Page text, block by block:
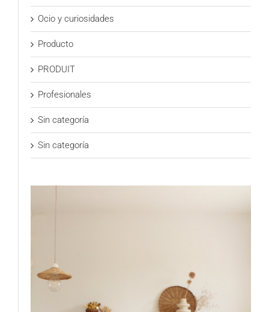
Ocio y curiosidades
Producto
PRODUIT
Profesionales
Sin categoría
Sin categoría